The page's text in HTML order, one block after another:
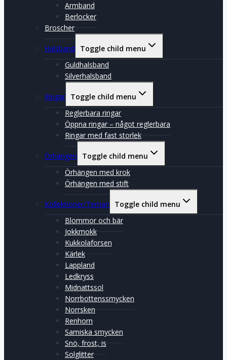
Armband
Berlocker
Broscher
Halsband
Toggle child menu
Guldhalsband
Silverhalsband
Ringar Toggle child menu
Reglerbara ringar
Öppna ringar – något reglerbara
Ringar med fast storlek
Örhängen
Toggle child menu
Örhängen med krok
Örhängen med stift
Kollektioner/Teman
Toggle child menu
Blommor och bär
Jokkmokk
Kukkolaforsen
Kärlek
Lappland
Ledkryss
Midnattssol
Norrbottenssmycken
Norrsken
Renhorn
Samiska smycken
Snö, frost, is
Solglitter